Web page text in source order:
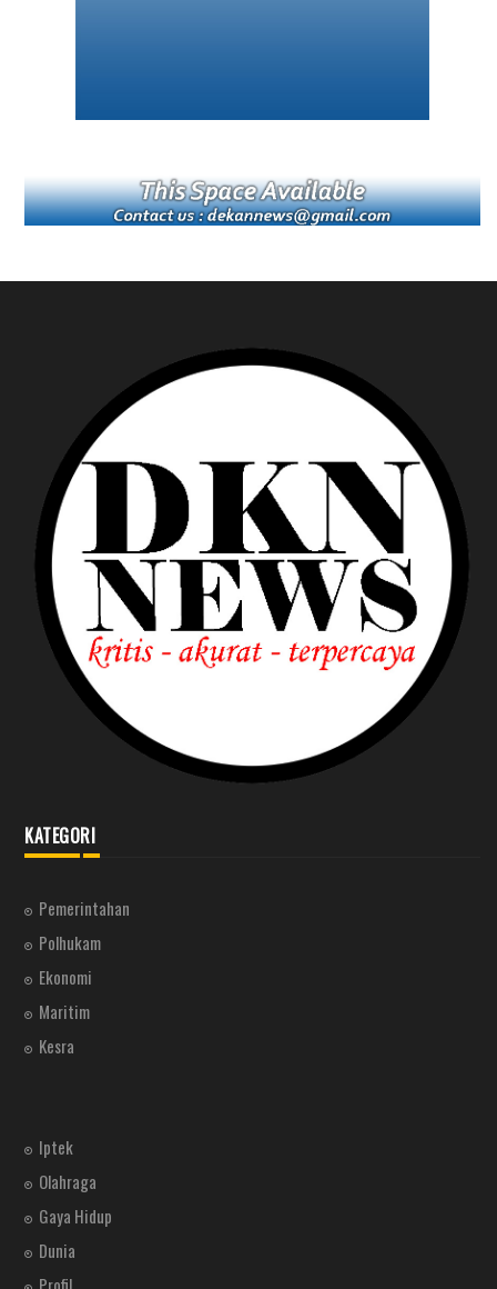
KATEGORI
Pemerintahan
Polhukam
Ekonomi
Maritim
Kesra
Iptek
Olahraga
Gaya Hidup
Dunia